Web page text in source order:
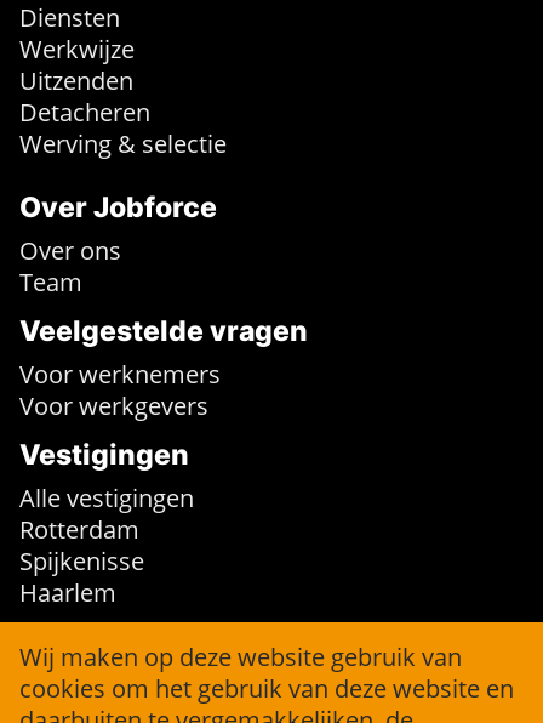
Diensten
Werkwijze
Uitzenden
Detacheren
Werving & selectie
Over Jobforce
Over ons
Team
Veelgestelde vragen
Voor werknemers
Voor werkgevers
Vestigingen
Alle vestigingen
Rotterdam
Spijkenisse
Haarlem
Contact
info@jobforce.nl
Wij maken op deze website gebruik van
cookies om het gebruik van deze website en